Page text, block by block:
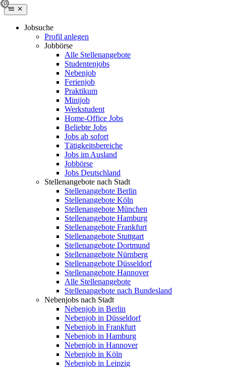
Jobsuche
Profil anlegen
Jobbörse
Alle Stellenangebote
Studentenjobs
Nebenjob
Ferienjob
Praktikum
Minijob
Werkstudent
Home-Office Jobs
Beliebte Jobs
Jobs ab sofort
Tätigkeitsbereiche
Jobs im Ausland
Jobbörse
Jobs Deutschland
Stellenangebote nach Stadt
Stellenangebote Berlin
Stellenangebote Köln
Stellenangebote München
Stellenangebote Hamburg
Stellenangebote Frankfurt
Stellenangebote Stuttgart
Stellenangebote Dortmund
Stellenangebote Nürnberg
Stellenangebote Düsseldorf
Stellenangebote Hannover
Alle Stellenangebote
Stellenangebote nach Bundesland
Nebenjobs nach Stadt
Nebenjob in Berlin
Nebenjob in Düsseldorf
Nebenjob in Frankfurt
Nebenjob in Hamburg
Nebenjob in Hannover
Nebenjob in Köln
Nebenjob in Leipzig